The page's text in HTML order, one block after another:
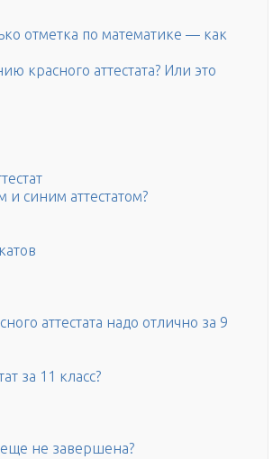
отметка по математике — как
красного аттестата? Или это
синим аттестатом?
аттестата надо отлично за 9
за 11 класс?
еще не завершена?